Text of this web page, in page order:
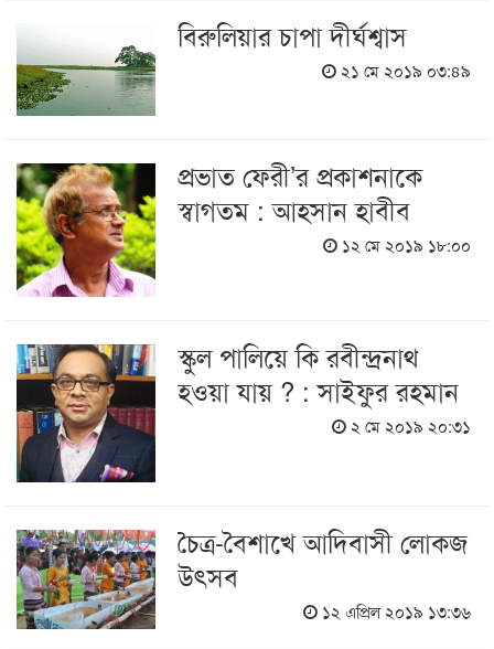
বিরুলিয়ার চাপা দীর্ঘশ্বাস
২১ মে ২০১৯ ০৩:৪৯
প্রভাত ফেরী’র প্রকাশনাকে
স্বাগতম : আহসান হাবীব
১২ মে ২০১৯ ১৮:০০
স্কুল পালিয়ে কি রবীন্দ্রনাথ
হওয়া যায় ? : সাইফুর রহমান
২ মে ২০১৯ ২০:৩১
চৈত্র-বৈশাখে আদিবাসী লোকজ
উৎসব
১২ এপ্রিল ২০১৯ ১৩:৩৬